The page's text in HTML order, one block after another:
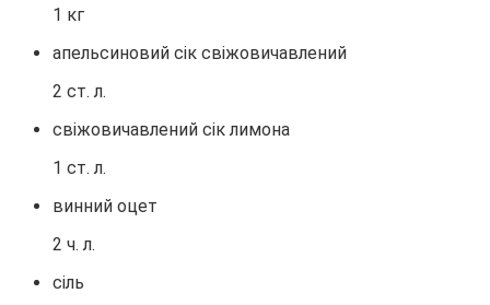
1 кг
апельсиновий сік свіжовичавлений
2 ст. л.
свіжовичавлений сік лимона
1 ст. л.
винний оцет
2 ч. л.
сіль